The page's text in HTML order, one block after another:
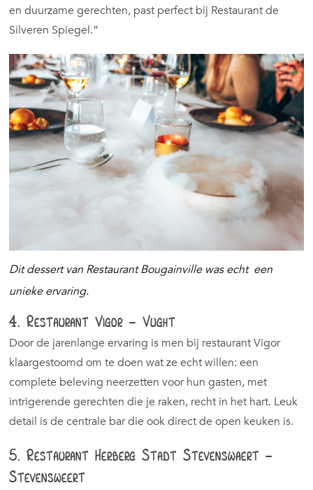
en duurzame gerechten, past perfect bij Restaurant de
Silveren Spiegel.”
Dit dessert van Restaurant Bougainville was echt een
unieke ervaring.
4. Restaurant Vigor – Vught
Door de jarenlange ervaring is men bij restaurant Vigor
klaargestoomd om te doen wat ze echt willen: een
complete beleving neerzetten voor hun gasten, met
intrigerende gerechten die je raken, recht in het hart. Leuk
detail is de centrale bar die ook direct de open keuken is.
5. Restaurant Herberg Stadt Stevenswaert –
Stevensweert